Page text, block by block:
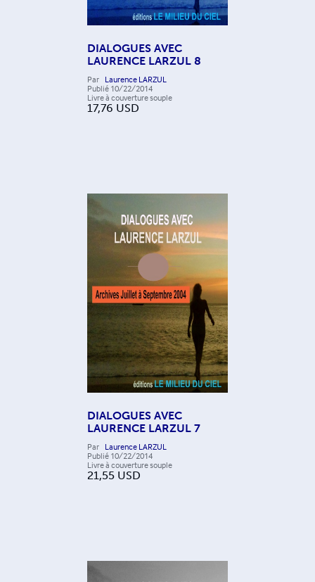
DIALOGUES AVEC
LAURENCE LARZUL 8
Par Laurence LARZUL
Publié 10/22/2014
Livre à couverture souple
17,76 USD
DIALOGUES AVEC
LAURENCE LARZUL 7
Par Laurence LARZUL
Publié 10/22/2014
Livre à couverture souple
21,55 USD